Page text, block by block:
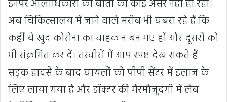
इनपर आलाधिकारी की बातों का कोई असर नहीं हो रहा।
अब चिकित्सालय में जाने वाले मरीब भी घबरा रहे हैं कि
कहीं ये खुद कोरोना का वाहक न बन गए हों और दूसरों को
भी संक्रमित कर दें। तस्वीरों में आप स्पष्ट देख सकते हैं
सड़क हादसे के बाद घायलों को पीपी सेंटर में इलाज के
लिए लाया गया है और डॉक्टर की गैरमौजूदगी में लैब